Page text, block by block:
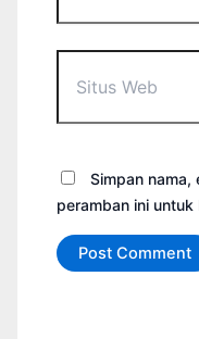
Web
Simpan
peramban ini